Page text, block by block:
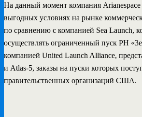
На данный момент компания Arianespace
выгодных условиях на рынке
по сравнению с компанией Sea Launch,
осуществлять ограниченный пуск РН
компанией United Launch Alliance,
и Atlas-5, заказы на пуски которых
правительственных организаций США.